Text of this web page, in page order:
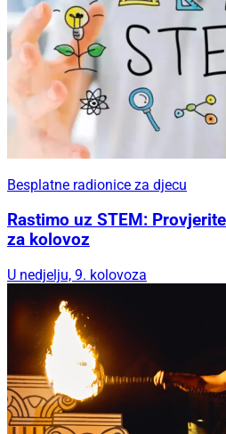
Besplatne radionice za djecu
Rastimo uz STEM:
za kolovoz
U nedjelju, 9. kolovoza